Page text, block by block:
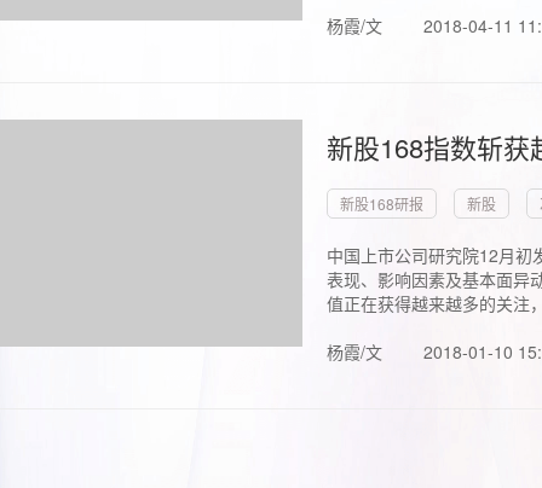
杨霞/文 2018-04-11
新股168指数斩
新股168研报 新股
中国上市公司研究院12月初
表现、影响因素及基本面异
值正在获得越来越多的关注
杨霞/文
2018-01-10